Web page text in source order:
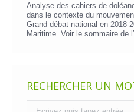
Analyse des cahiers de
dans le contexte du
Grand débat national en 2018-
Maritime. Voir le sommaire de
RECHERCHER UN